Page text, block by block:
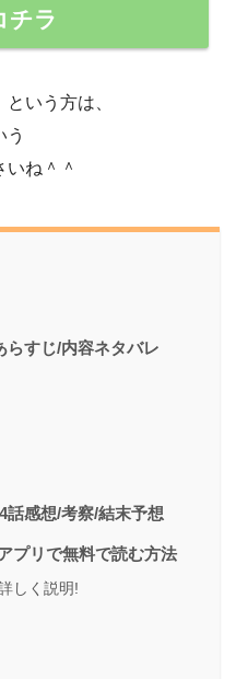
チラ
いう方は、
う
ね＾＾
らすじ/内容ネタバレ
話感想/考察/結末予想
プリで無料で読む方法
しく説明!